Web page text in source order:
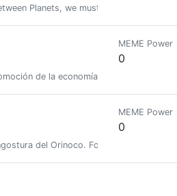
Planets, we must acknowledge that
de la economía #Hive 🙌
MEME Power
0
del Orinoco. Fotógrafo,
MEME Power
0